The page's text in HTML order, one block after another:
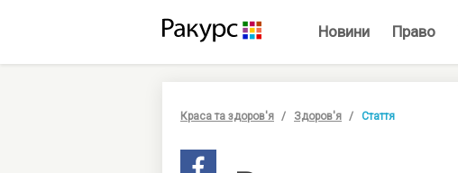
Новини Право
Краса та здоров'я Здоров'я Стаття